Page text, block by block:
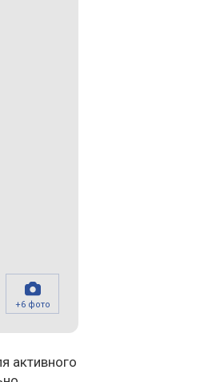
+6 фото
активного